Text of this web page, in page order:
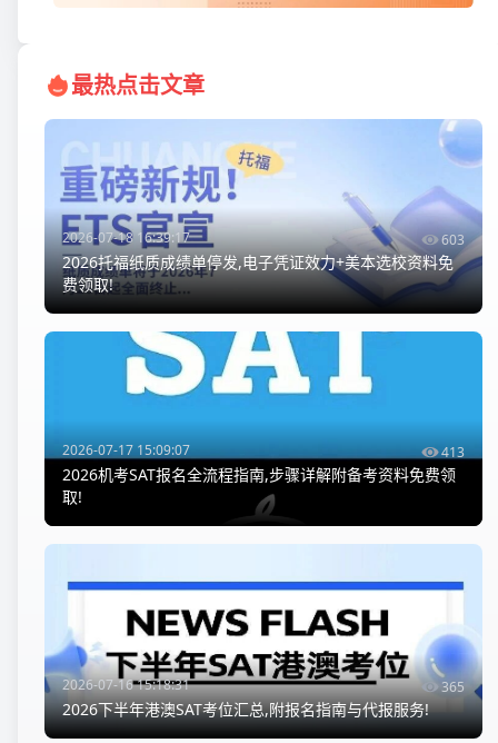
最热点击文章
2026-07-18 16:39:17 603
2026托福纸质成绩单停发,电子凭证效力+美本选校资料免
费领取!
2026-07-17 15:09:07 413
2026机考SAT报名全流程指南,步骤详解附备考资料免费领
取!
2026-07-16 15:18:31 365
2026下半年港澳SAT考位汇总,附报名指南与代报服务!